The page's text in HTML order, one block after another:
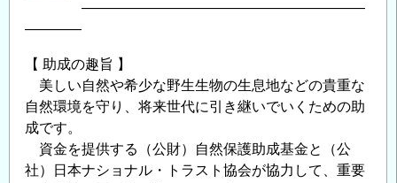
け
る
生
態
系
サ
――――――――――――――――――――
――――
【 助成の趣旨 】
美しい自然や希少な野生生物の生息地などの貴重な
自然環境を守り、将来世代に引き継いでいくための助
成です。
資金を提供する（公財）自然保護助成基金と（公
社）日本ナショナル・トラスト協会が協力して、重要